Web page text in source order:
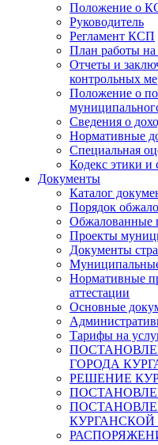
Положение о
Руководитель
Регламент КСП
План работы на
Отчеты и
контрольных
Положение о
Сведения о
Нормативные
Специальная
Кодекс этики и
Документы
Каталог
Порядок
Обжалованные
Проекты
Документы
Нормативные
аттестации
Основные
Тарифы на
ГОРОДА
РЕШЕНИЕ